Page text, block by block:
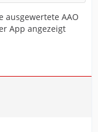
ausgewertete AAO
App angezeigt